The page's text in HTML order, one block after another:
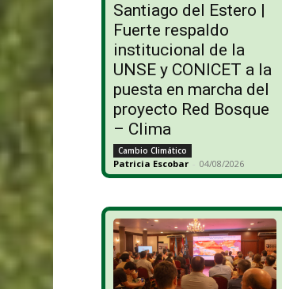
Santiago del Estero |
Fuerte respaldo
institucional de la
UNSE y CONICET a la
puesta en marcha del
proyecto Red Bosque
– Clima
Cambio Climático
Patricia Escobar - 04/08/2026